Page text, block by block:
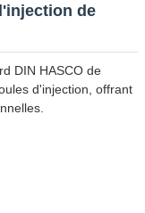
de
DIN HASCO de
d'injection, offrant